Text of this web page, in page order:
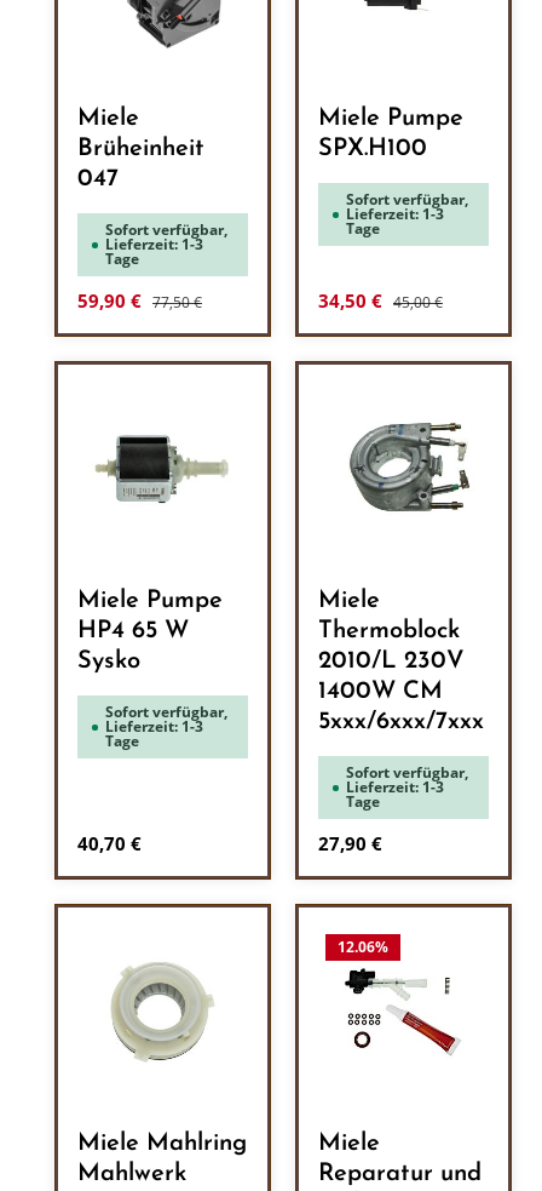
Miele
Brüheinheit
047
Sofort verfügbar,
Lieferzeit: 1-3
Tage
Verkaufspreis:
59,90 € Regulärer Preis:
77,50 €
Miele Pumpe
SPX.H100
Sofort verfügbar,
Lieferzeit: 1-3
Tage
Verkaufspreis:
34,50 € Regulärer Preis:
45,00 €
Miele Pumpe
HP4 65 W
Sysko
Sofort verfügbar,
Lieferzeit: 1-3
Tage
Regulärer Preis:
40,70 €
Miele
Thermoblock
2010/L 230V
1400W CM
5xxx/6xxx/7xxx
Sofort verfügbar,
Lieferzeit: 1-3
Tage
Regulärer Preis:
27,90 €
Miele Mahlring
Mahlwerk
12.06%
Miele
Reparatur und